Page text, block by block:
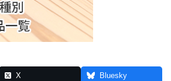
X Bluesky